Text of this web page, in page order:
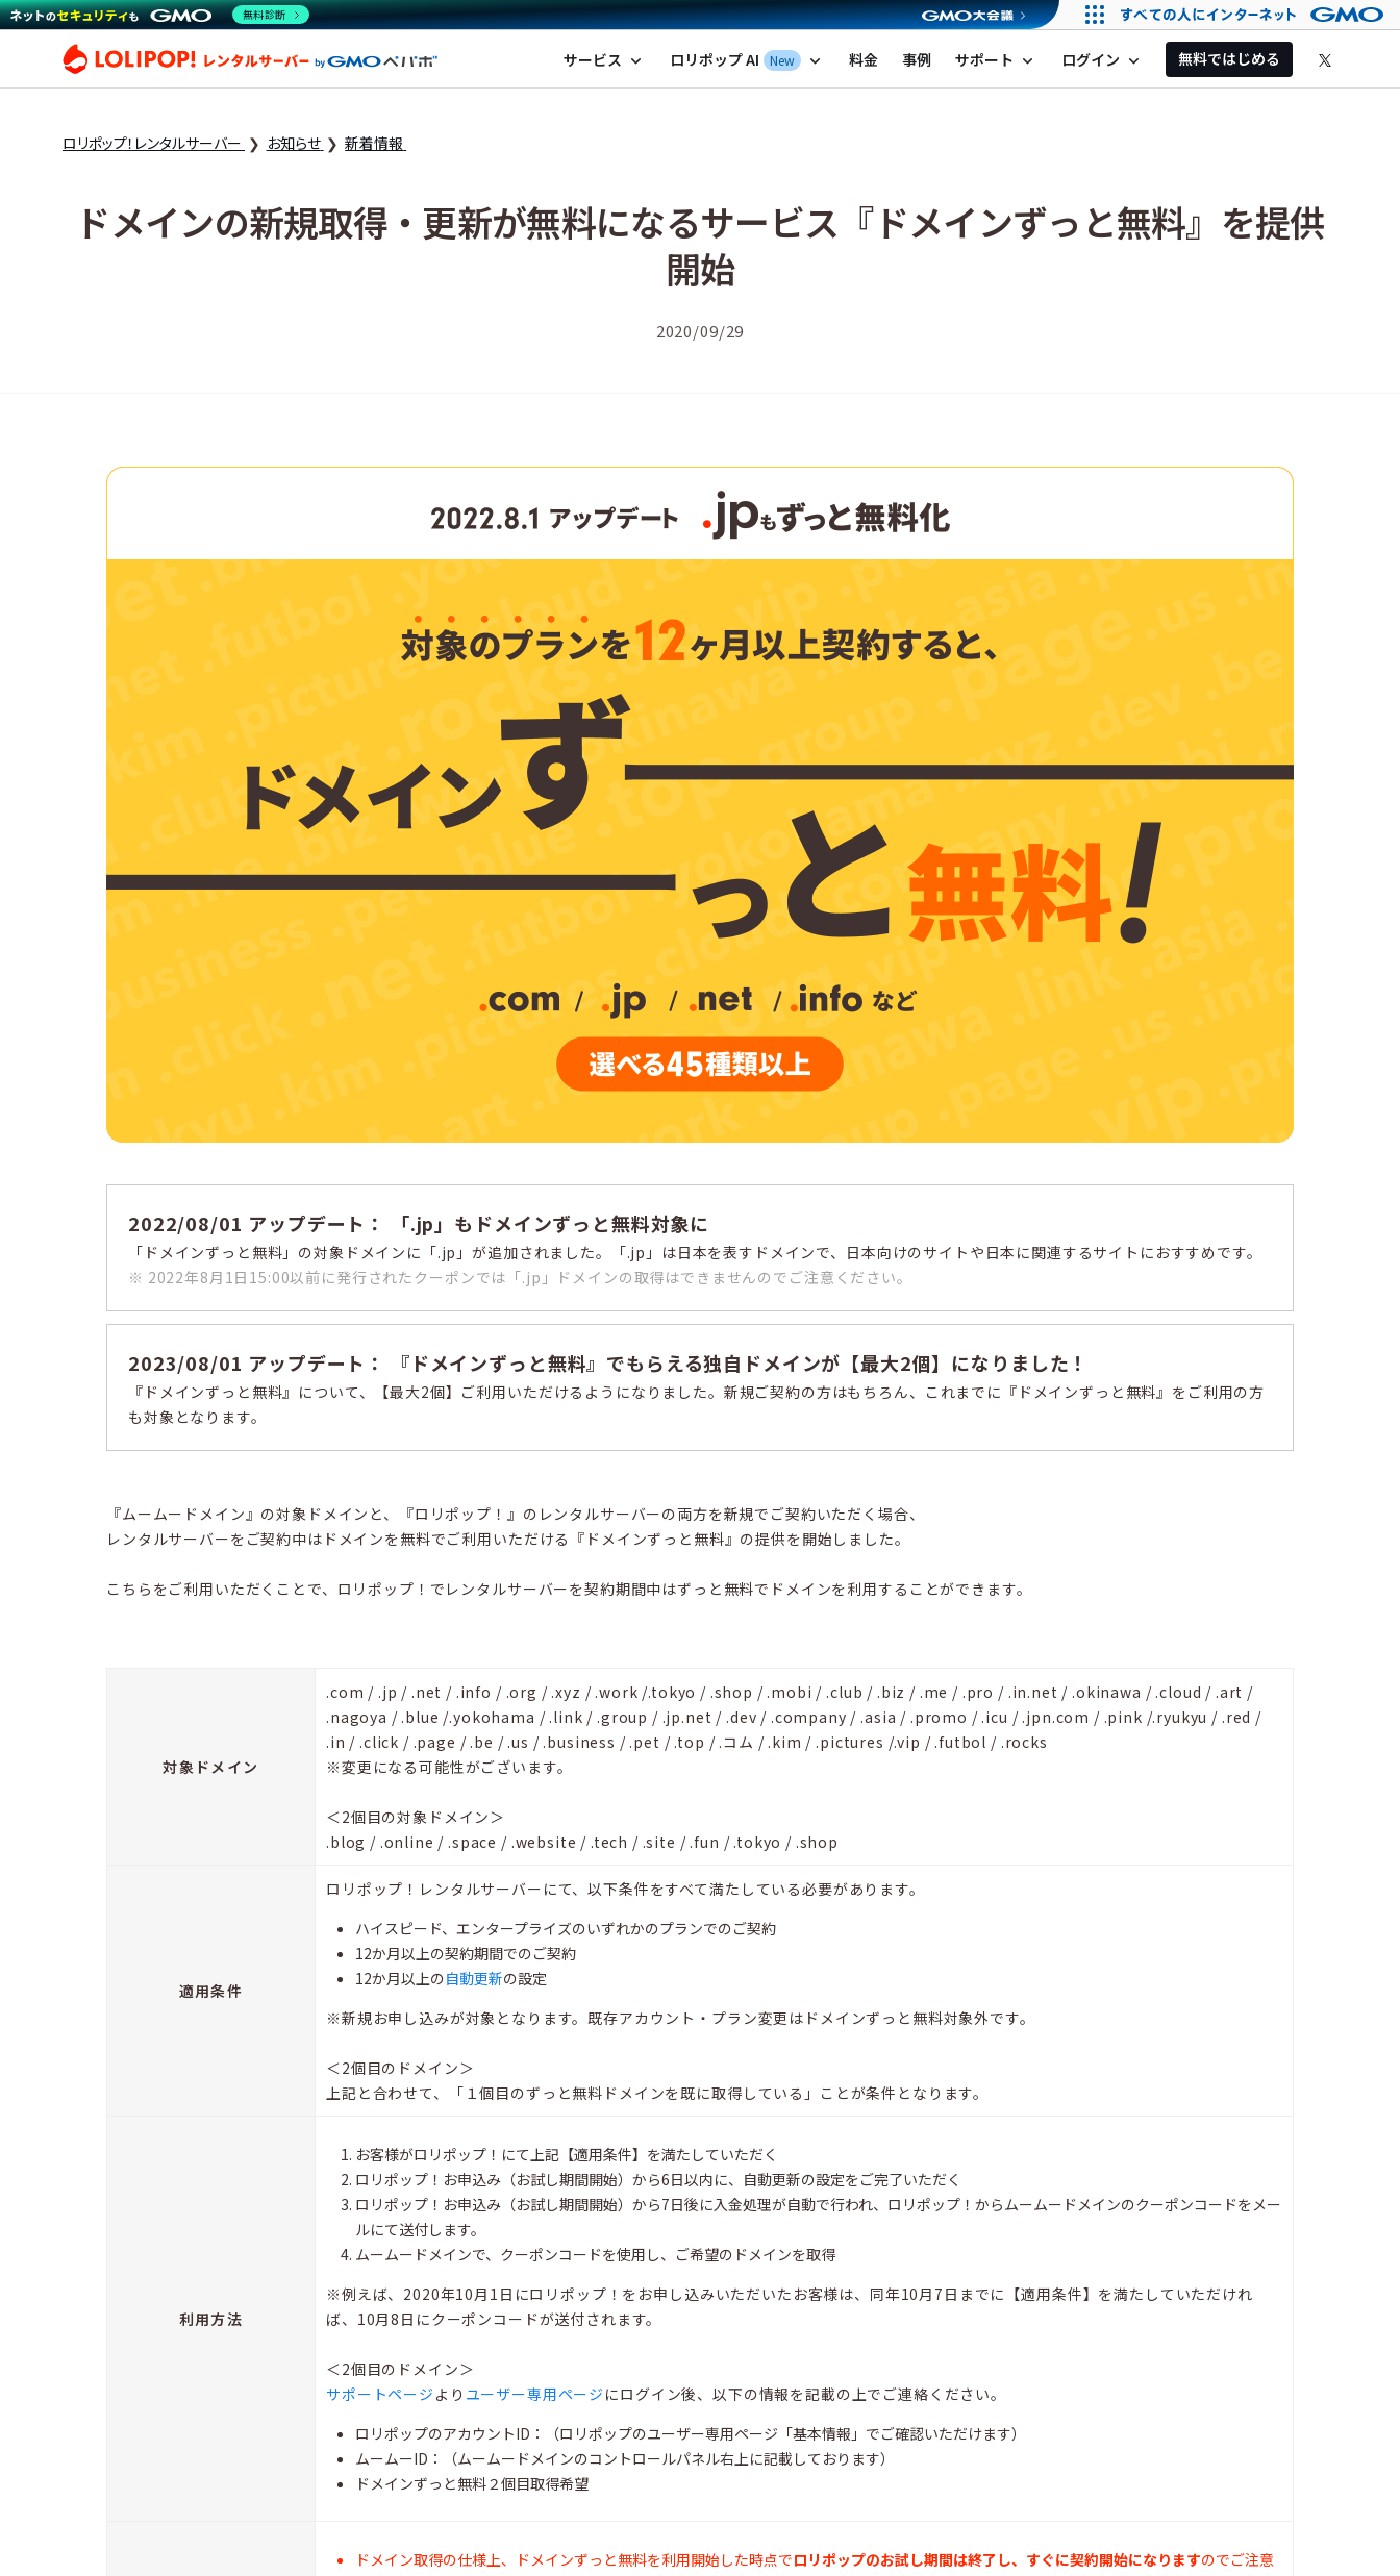
ロリポップ！レンタルサーバー by GMOペパボ
サービス expand_more ロリポップ AI New expand_more 料金 事例 サポート expand_more ログイン expand_more 無料ではじめる
ロリポップ！レンタルサーバー お知らせ 新着情報
ドメインの新規取得・更新が無料になるサービス『ドメインずっと無料』を提供
開始
2020/09/29
2022/08/01 アップデート： 「.jp」もドメインずっと無料対象に
「ドメインずっと無料」の対象ドメインに「.jp」が追加されました。「.jp」は日本を表すドメインで、日本向けのサイトや日本に関連するサイトにおすすめです。
※ 2022年8月1日15:00以前に発行されたクーポンでは「.jp」ドメインの取得はできませんのでご注意ください。
2023/08/01 アップデート： 『ドメインずっと無料』でもらえる独自ドメインが【最大2個】になりました！
『ドメインずっと無料』について、【最大2個】ご利用いただけるようになりました。新規ご契約の方はもちろん、これまでに『ドメインずっと無料』をご利用の方
も対象となります。
『ムームードメイン』の対象ドメインと、『ロリポップ！』のレンタルサーバーの両方を新規でご契約いただく場合、
レンタルサーバーをご契約中はドメインを無料でご利用いただける『ドメインずっと無料』の提供を開始しました。
こちらをご利用いただくことで、ロリポップ！でレンタルサーバーを契約期間中はずっと無料でドメインを利用することができます。
対象ドメイン
.com / .jp / .net / .info / .org / .xyz / .work /.tokyo / .shop / .mobi / .club / .biz / .me / .pro / .in.net / .okinawa / .cloud / .art /
.nagoya / .blue /.yokohama / .link / .group / .jp.net / .dev / .company / .asia / .promo / .icu / .jpn.com / .pink /.ryukyu / .red /
.in / .click / .page / .be / .us / .business / .pet / .top / .コム / .kim / .pictures /.vip / .futbol / .rocks
※変更になる可能性がございます。
＜2個目の対象ドメイン＞
.blog / .online / .space / .website / .tech / .site / .fun / .tokyo / .shop
適用条件
ロリポップ！レンタルサーバーにて、以下条件をすべて満たしている必要があります。
ハイスピード、エンタープライズのいずれかのプランでのご契約
12か月以上の契約期間でのご契約
12か月以上の自動更新の設定
※新規お申し込みが対象となります。既存アカウント・プラン変更はドメインずっと無料対象外です。
＜2個目のドメイン＞
上記と合わせて、「１個目のずっと無料ドメインを既に取得している」ことが条件となります。
利用方法
お客様がロリポップ！にて上記【適用条件】を満たしていただく
ロリポップ！お申込み（お試し期間開始）から6日以内に、自動更新の設定をご完了いただく
ロリポップ！お申込み（お試し期間開始）から7日後に入金処理が自動で行われ、ロリポップ！からムームードメインのクーポンコードをメー
ルにて送付します。
ムームードメインで、クーポンコードを使用し、ご希望のドメインを取得
※例えば、2020年10月1日にロリポップ！をお申し込みいただいたお客様は、同年10月7日までに【適用条件】を満たしていただけれ
ば、10月8日にクーポンコードが送付されます。
＜2個目のドメイン＞
サポートページ より ユーザー専用ページ にログイン後、以下の情報を記載の上でご連絡ください。
ロリポップのアカウントID：（ロリポップのユーザー専用ページ「基本情報」でご確認いただけます）
ムームーID：（ムームードメインのコントロールパネル右上に記載しております）
ドメインずっと無料２個目取得希望
ドメイン取得の仕様上、ドメインずっと無料を利用開始した時点でロリポップのお試し期間は終了し、すぐに契約開始になりますのでご注意
無料診断